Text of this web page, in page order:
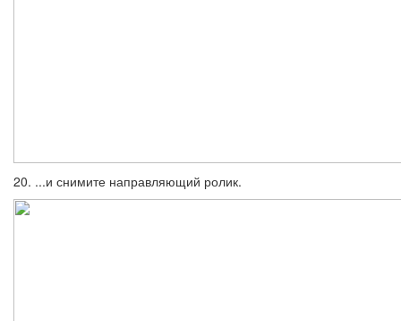
20. ...и снимите направляющий ролик.